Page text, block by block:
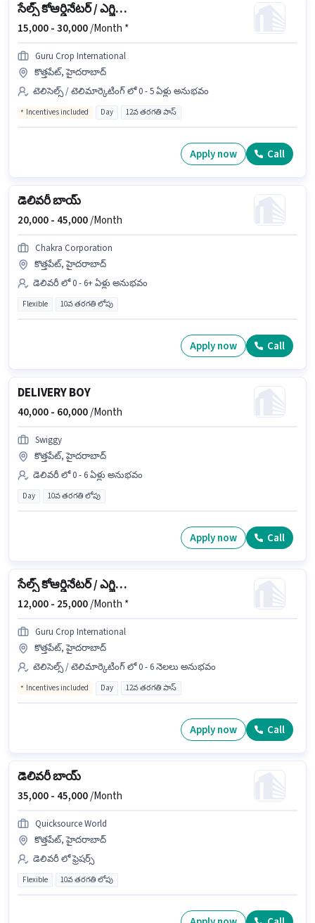
సేల్స్ కోఆర్డినేటర్ / ఎగ్జిక్యూటివ్
15,000 -30,000/Month *
Guru Crop International
కొత్తపేట్, హైదరాబాద్
టెలిసెల్స్ / టెలిమార్కెటింగ్ లో 0 - 5 ఏళ్లు అనుభవం
Incentives included Day 12వ తరగతి పాస్
Apply now Call
డెలివరీ బాయ్
20,000 - 45,000/Month
Chakra Corporation
కొత్తపేట్, హైదరాబాద్
డెలివరీ లో 0 - 6+ ఏళ్లు అనుభవం
Flexible 10వ తరగతి లోపు
Apply now Call
DELIVERY BOY
40,000 - 60,000/Month
Swiggy
కొత్తపేట్, హైదరాబాద్
డెలివరీ లో 0 - 6 ఏళ్లు అనుభవం
Day 10వ తరగతి లోపు
Apply now Call
సేల్స్ కోఆర్డినేటర్ / ఎగ్జిక్యూటివ్
12,000 - 25,000/Month *
Guru Crop International
కొత్తపేట్, హైదరాబాద్
టెలిసెల్స్ / టెలిమార్కెటింగ్ లో 0 - 6 నెలలు అనుభవం
Incentives included Day 12వ తరగతి పాస్
Apply now Call
డెలివరీ బాయ్
35,000 - 45,000/Month
Quicksource World
కొత్తపేట్, హైదరాబాద్
డెలివరీ లో ఫ్రెషర్స్
Flexible 10వ తరగతి లోపు